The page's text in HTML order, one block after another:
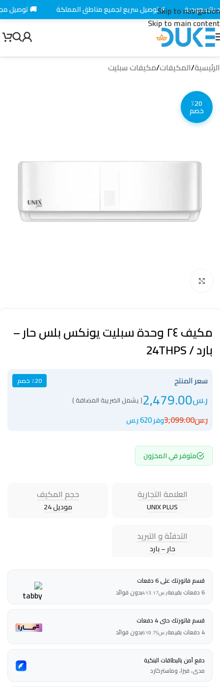
Skip to navigation
Skip to main content
الرئيسية/المكيفات/مكيفات سبليت
٪20
خصم
مكيف ٢٤ وحدة سبليت يونكس بلس حار –
بارد / 24THPS
سعر المنتج ٪20 خصم
ر.س2,479.00( يشمل الضريبة المضافة )
ر.س3,099.00وفر 620 ر.س
متوفر في المخزون
العلامة التجارية
UNIX PLUS
حجم المكيف
موديل 24
التدفئة و التبريد
حار – بارد
قسم فاتورتك على 6 دفعات
6 دفعات بقيمة
ر.س413.17بدون فوائد
قسم فاتورتك حتى 4 دفعات
4 دفعات بقيمة
ر.س619.75بدون فوائد
دفع آمن بالبطاقات البنكية
مدى، فيزا، وماستركارد
⚡ توصيل سريع لجميع مناطق المملكة 🚚 توصيل